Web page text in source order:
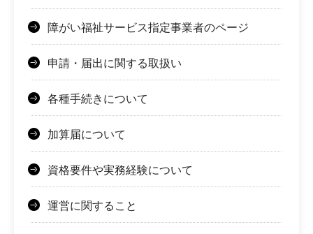
障がい福祉サービス指定事業者のページ
申請・届出に関する取扱い
各種手続きについて
加算届について
資格要件や実務経験について
運営に関すること